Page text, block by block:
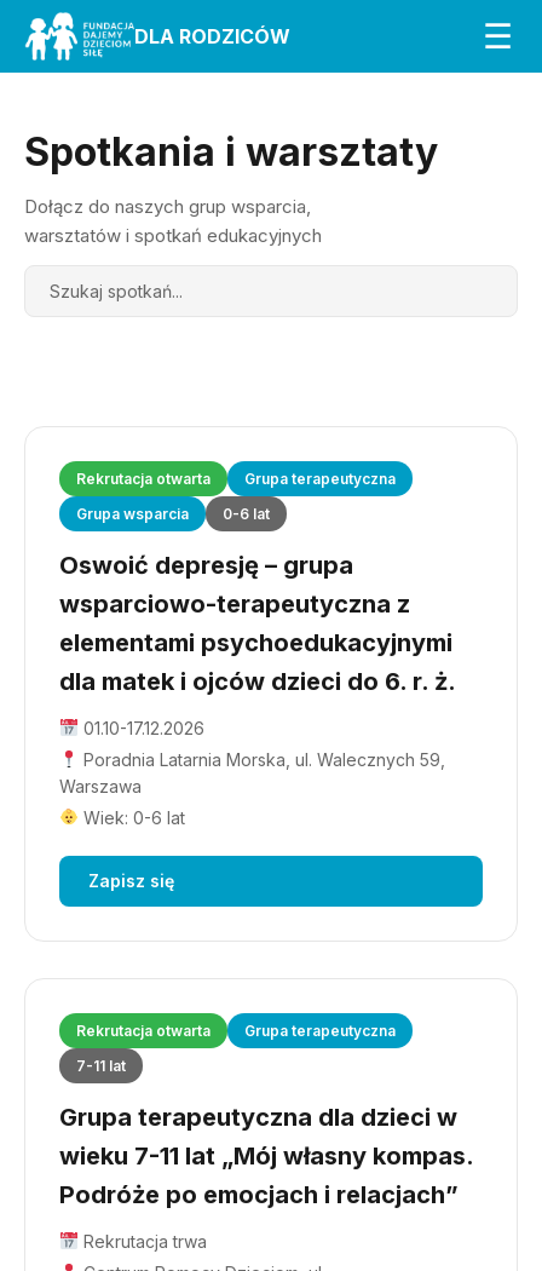
DLA RODZICÓW ☰
Spotkania i warsztaty
Dołącz do naszych grup wsparcia,
warsztatów i spotkań edukacyjnych
Search
Rekrutacja otwarta
Grupa terapeutyczna
Grupa wsparcia
0-6 lat
Oswoić depresję – grupa
wsparciowo-terapeutyczna z
elementami psychoedukacyjnymi
dla matek i ojców dzieci do 6. r. ż.
01.10-17.12.2026
Poradnia Latarnia Morska, ul. Walecznych 59,
Warszawa
Wiek: 0-6 lat
Zapisz się
Rekrutacja otwarta
Grupa terapeutyczna
7-11 lat
Grupa terapeutyczna dla dzieci w
wieku 7-11 lat „Mój własny kompas.
Podróże po emocjach i relacjach”
Rekrutacja trwa